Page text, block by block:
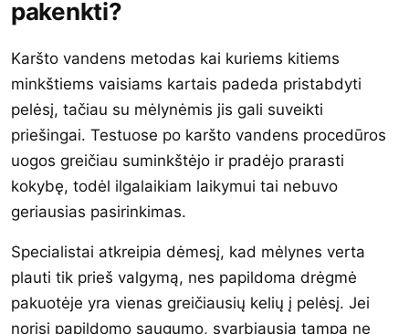
pakenkti?
Karšto vandens metodas kai kuriems kitiems
minkštiems vaisiams kartais padeda pristabdyti
pelėsį, tačiau su mėlynėmis jis gali suveikti
priešingai. Testuose po karšto vandens procedūros
uogos greičiau suminkštėjo ir pradėjo prarasti
kokybę, todėl ilgalaikiam laikymui tai nebuvo
geriausias pasirinkimas.
Specialistai atkreipia dėmesį, kad mėlynes verta
plauti tik prieš valgymą, nes papildoma drėgmė
pakuotėje yra vienas greičiausių kelių į pelėsį. Jei
norisi papildomo saugumo, svarbiausia tampa ne